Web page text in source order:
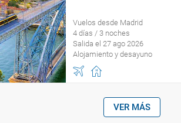
Vuelos desde Madrid
4 días / 3 noches
Salida el 27 ago 2026
Alojamiento y desayuno
VER MÁS